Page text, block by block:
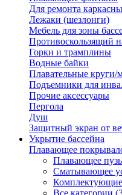
Для ремонта
Лежаки (шезлонги)
Мебель для зоны
Противоскользящий
Горки и трамплины
Водные байки
Плавательные круги/
Подъемники для
Прочие аксессуары
Пергола
Душ
Защитный экран от
Укрытие бассейна
Плавающее
Плавающее
Сматывающее
Комплектующие
Все категории